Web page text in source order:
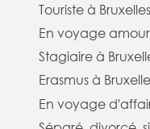
Touriste à Bruxelles
En voyage
Stagiaire à
Erasmus à
En voyage